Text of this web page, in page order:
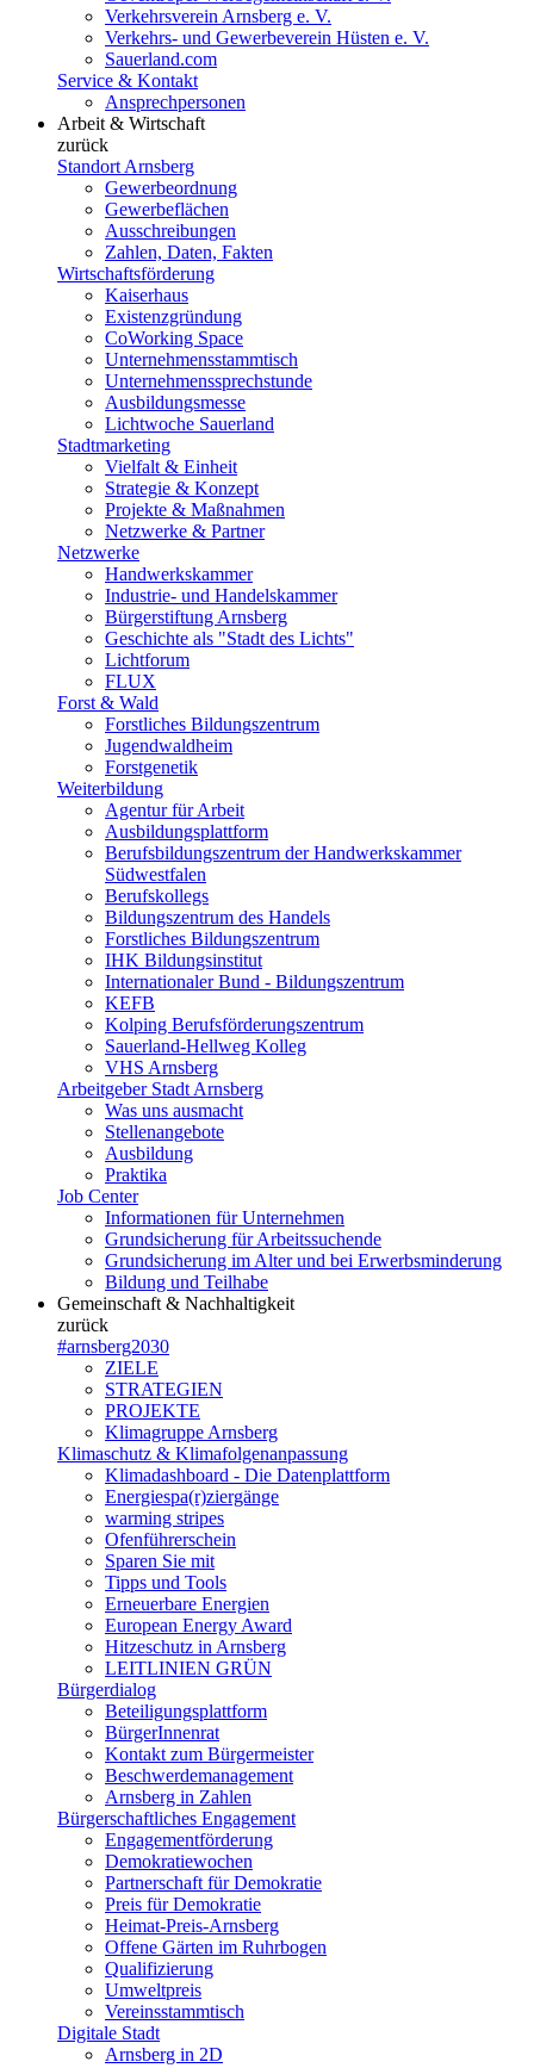
Verkehrsverein Arnsberg e. V.
Verkehrs- und Gewerbeverein Hüsten e. V.
Sauerland.com
Service & Kontakt
Ansprechpersonen
Arbeit & Wirtschaft
zurück
Standort Arnsberg
Gewerbeordnung
Gewerbeflächen
Ausschreibungen
Zahlen, Daten, Fakten
Wirtschaftsförderung
Kaiserhaus
Existenzgründung
CoWorking Space
Unternehmensstammtisch
Unternehmenssprechstunde
Ausbildungsmesse
Lichtwoche Sauerland
Stadtmarketing
Vielfalt & Einheit
Strategie & Konzept
Projekte & Maßnahmen
Netzwerke & Partner
Netzwerke
Handwerkskammer
Industrie- und Handelskammer
Bürgerstiftung Arnsberg
Geschichte als "Stadt des Lichts"
Lichtforum
FLUX
Forst & Wald
Forstliches Bildungszentrum
Jugendwaldheim
Forstgenetik
Weiterbildung
Agentur für Arbeit
Ausbildungsplattform
Berufsbildungszentrum der Handwerkskammer
Südwestfalen
Berufskollegs
Bildungszentrum des Handels
Forstliches Bildungszentrum
IHK Bildungsinstitut
Internationaler Bund - Bildungszentrum
KEFB
Kolping Berufsförderungszentrum
Sauerland-Hellweg Kolleg
VHS Arnsberg
Arbeitgeber Stadt Arnsberg
Was uns ausmacht
Stellenangebote
Ausbildung
Praktika
Job Center
Informationen für Unternehmen
Grundsicherung für Arbeitssuchende
Grundsicherung im Alter und bei Erwerbsminderung
Bildung und Teilhabe
Gemeinschaft & Nachhaltigkeit
zurück
#arnsberg2030
ZIELE
STRATEGIEN
PROJEKTE
Klimagruppe Arnsberg
Klimaschutz & Klimafolgenanpassung
Klimadashboard - Die Datenplattform
Energiespa(r)ziergänge
warming stripes
Ofenführerschein
Sparen Sie mit
Tipps und Tools
Erneuerbare Energien
European Energy Award
Hitzeschutz in Arnsberg
LEITLINIEN GRÜN
Bürgerdialog
Beteiligungsplattform
BürgerInnenrat
Kontakt zum Bürgermeister
Beschwerdemanagement
Arnsberg in Zahlen
Bürgerschaftliches Engagement
Engagementförderung
Demokratiewochen
Partnerschaft für Demokratie
Preis für Demokratie
Heimat-Preis-Arnsberg
Offene Gärten im Ruhrbogen
Qualifizierung
Umweltpreis
Vereinsstammtisch
Digitale Stadt
Arnsberg in 2D